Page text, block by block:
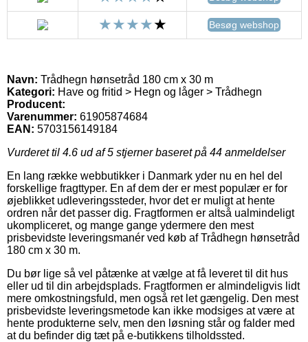
Besøg webshop
Navn: Trådhegn hønsetråd 180 cm x 30 m
Kategori: Have og fritid > Hegn og låger > Trådhegn
Producent:
Varenummer: 61905874684
EAN: 5703156149184
Vurderet til 4.6 ud af 5 stjerner baseret på 44 anmeldelser
En lang række webbutikker i Danmark yder nu en hel del
forskellige fragttyper. En af dem der er mest populær er for
øjeblikket udleveringssteder, hvor det er muligt at hente
ordren når det passer dig. Fragtformen er altså ualmindeligt
ukompliceret, og mange gange ydermere den mest
prisbevidste leveringsmanér ved køb af Trådhegn hønsetråd
180 cm x 30 m.
Du bør lige så vel påtænke at vælge at få leveret til dit hus
eller ud til din arbejdsplads. Fragtformen er almindeligvis lidt
mere omkostningsfuld, men også ret let gængelig. Den mest
prisbevidste leveringsmetode kan ikke modsiges at være at
hente produkterne selv, men den løsning står og falder med
at du befinder dig tæt på e-butikkens tilholdssted.